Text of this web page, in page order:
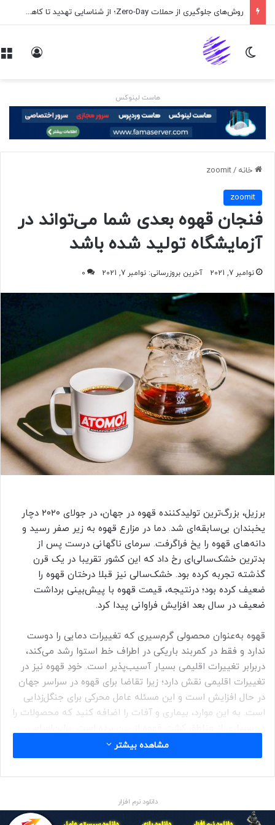
روش‌های جلوگیری از حملات Zero-Day؛ از شناسایی تهدید تا کاهش ریسک
تغییر پوسته
هاست لینوکس
خانه /
zoomit
zoomit
فنجان قهوه بعدی شما می‌تواند در
آزمایشگاه تولید شده باشد
نوامبر 7, 2021 آخرین بروزرسانی: نوامبر 7, 2021 0
برزیل، بزرگ‌ترین تولیدکننده قهوه در جهان، در جولای ۲۰۲۰ دچار
یخبندان بی‌سابقه‌ای شد. دما در مزارع قهوه به زیر صفر رسید و
دانه‌های قهوه را یخ فراگرفت. سرمای ناگهانی درست پس از
بدترین خشک‌سالی‌ای رخ داد که این کشور تقریبا در یک قرن
گذشته تجربه کرده بود. خشک‌سالی نیز قبلا درختان قهوه را
ضعیف کرده بود؛ درنتیجه، قیمت قهوه با پیش‌بینی برداشت
ضعیف در سال بعد افزایش فراوانی پیدا کرد.
قهوه به‌عنوان محصولی گرم‌سیری که تغییرات دمایی را دوست
ندارد و فقط در کمربند باریکی در اطراف خط استوا رشد می‌کند،
دربرابر تغییرات اقلیمی بسیار آسیب‌پذیر است. خودِ قهوه نیز در
تغییرات اقلیمی نقش دارد؛ زیرا تقاضا برای قهوه در سراسر جهان
در حال افزایش است و این مسئله عامل محرکی برای جنگل‌زدایی
است. به این موارد، بیماری و آفات را اضافه کنید که محصولات را
به‌راحتی می‌توانید متوجه شوید که چرا مردم به‌دنبال راه‌های
دیگری برای پرورش قهوه هستند.
می‌آید که در آن قهوه با استفاده از کشاورزی سلولی، با موفقیت
پرورش‌یافته است.
هیکو ریشر
از مرکز تحقیقات فنی VTT فنلاند
مشاهده بیشتر
دانلود نرم افزار